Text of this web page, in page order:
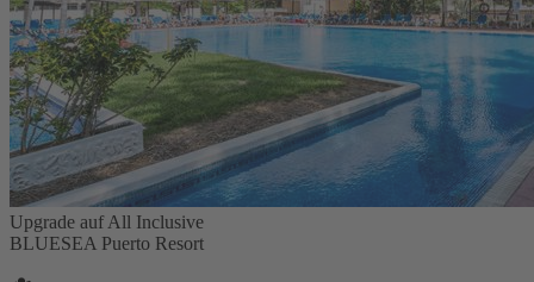
Upgrade auf All Inclusive
BLUESEA Puerto Resort